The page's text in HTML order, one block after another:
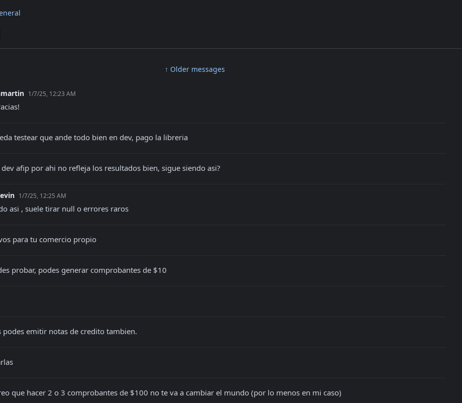
↑ Older messages
1/7/25, 12:23 AM
testear que ande todo bien en dev, pago la libreria
dev afip por ahi no refleja los resultados bien, sigue siendo asi?
1/7/25, 12:25 AM
asi , suele tirar null o errores raros
para tu comercio propio
probar, podes generar comprobantes de $10
podes emitir notas de credito tambien.
que hacer 2 o 3 comprobantes de $100 no te va a cambiar el mundo (por lo menos en mi caso)